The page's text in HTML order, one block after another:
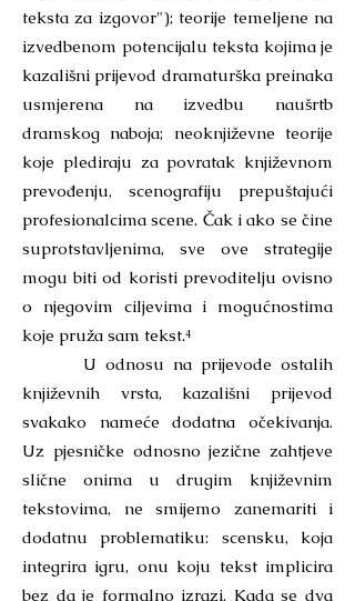
teksta za izgovor"); teorije temeljene na
izvedbenom potencijalu teksta kojima je
kazališni prijevod dramaturška preinaka
usmjerena na izvedbu naušrtb
dramskog naboja; neoknjiževne teorije
koje plediraju za povratak književnom
prevođenju, scenografiju prepuštajući
profesionalcima scene. Čak i ako se čine
suprotstavljenima, sve ove strategije
mogu biti od koristi prevoditelju ovisno
o njegovim ciljevima i mogućnostima
koje pruža sam tekst.⁴
U odnosu na prijevode ostalih
književnih vrsta, kazališni prijevod
svakako nameće dodatna očekivanja.
Uz pjesničke odnosno jezične zahtjeve
slične onima u drugim književnim
tekstovima, ne smijemo zanemariti i
dodatnu problematiku: scensku, koja
integrira igru, onu koju tekst implicira
bez da je formalno izrazi. Kada se dva